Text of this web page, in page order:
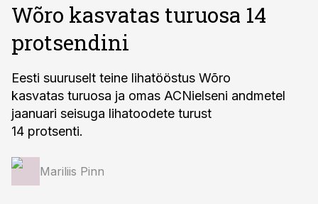
Wõro kasvatas turuosa 14
protsendini
Eesti suuruselt teine lihatööstus Wõro
kasvatas turuosa ja omas ACNielseni andmetel
jaanuari seisuga lihatoodete turust
14 protsenti.
Mariliis Pinn